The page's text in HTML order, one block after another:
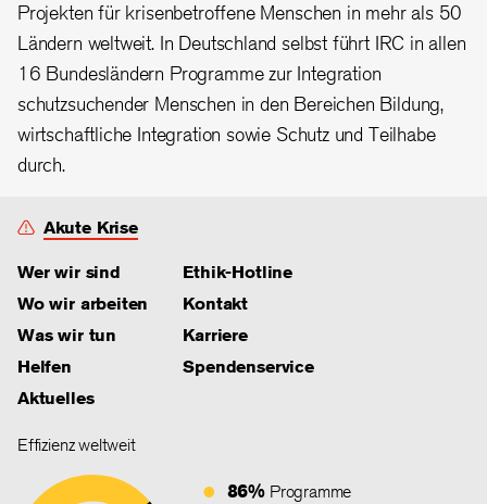
Projekten für krisenbetroffene Menschen in mehr als 50
Ländern weltweit. In Deutschland selbst führt IRC in allen
16 Bundesländern Programme zur Integration
schutzsuchender Menschen in den Bereichen Bildung,
wirtschaftliche Integration sowie Schutz und Teilhabe
durch.
Akute Krise
Wer wir sind
Wo wir arbeiten
Was wir tun
Helfen
Aktuelles
Ethik-Hotline
Kontakt
Karriere
Spendenservice
Effizienz weltweit
86% Programme